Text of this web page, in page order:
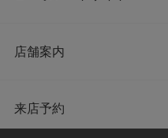
店舗案内
来店予約